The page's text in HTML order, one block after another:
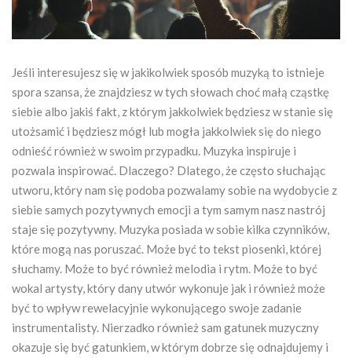
Jeśli interesujesz się w jakikolwiek sposób muzyką to istnieje
spora szansa, że znajdziesz w tych słowach choć małą cząstkę
siebie albo jakiś fakt, z którym jakkolwiek będziesz w stanie się
utożsamić i będziesz mógł lub mogła jakkolwiek się do niego
odnieść również w swoim przypadku. Muzyka inspiruje i
pozwala inspirować. Dlaczego? Dlatego, że często słuchając
utworu, który nam się podoba pozwalamy sobie na wydobycie z
siebie samych pozytywnych emocji a tym samym nasz nastrój
staje się pozytywny. Muzyka posiada w sobie kilka czynników,
które mogą nas poruszać. Może być to tekst piosenki, której
słuchamy. Może to być również melodia i rytm. Może to być
wokal artysty, który dany utwór wykonuje jak i również może
być to wpływ rewelacyjnie wykonującego swoje zadanie
instrumentalisty. Nierzadko również sam gatunek muzyczny
okazuje się być gatunkiem, w którym dobrze się odnajdujemy i